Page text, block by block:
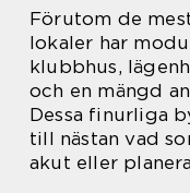
Förutom de
lokaler har
klubbhus,
och en mängd
Dessa finurliga
till nästan vad
akut eller